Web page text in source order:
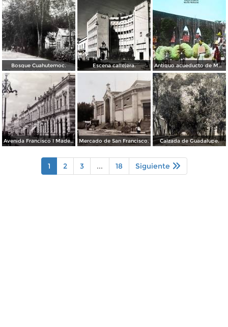
Bosque Cuahutemoc. Escena callejera. Antiguo acueducto de Morelia Michoacán.
Avenida Francisco I Madero. Mercado de San Francisco. Calzada de Guadalupe.
1 2 3 ... 18 Siguiente